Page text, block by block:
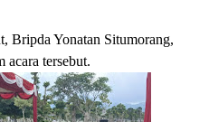
Bripda Yonatan Situmorang,
acara tersebut.